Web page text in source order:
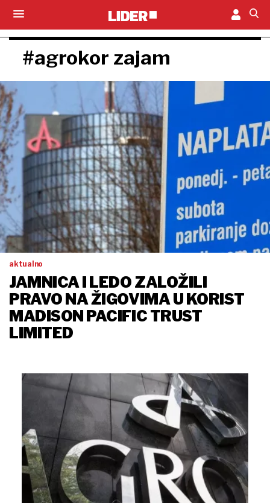
#agrokor zajam
aktualno
JAMNICA I LEDO ZALOŽILI
PRAVO NA ŽIGOVIMA U KORIST
MADISON PACIFIC TRUST
LIMITED